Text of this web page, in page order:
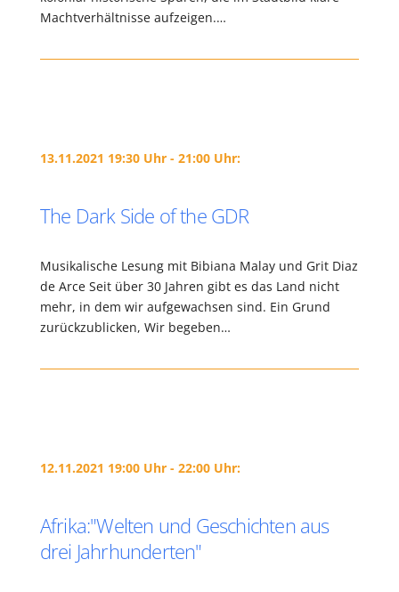
Machtverhältnisse aufzeigen.…
13.11.2021 19:30 Uhr - 21:00 Uhr:
The Dark Side of the GDR
Musikalische Lesung mit Bibiana Malay und Grit Diaz
de Arce Seit über 30 Jahren gibt es das Land nicht
mehr, in dem wir aufgewachsen sind. Ein Grund
zurückzublicken, Wir begeben…
12.11.2021 19:00 Uhr - 22:00 Uhr:
Afrika:"Welten und Geschichten aus
drei Jahrhunderten"